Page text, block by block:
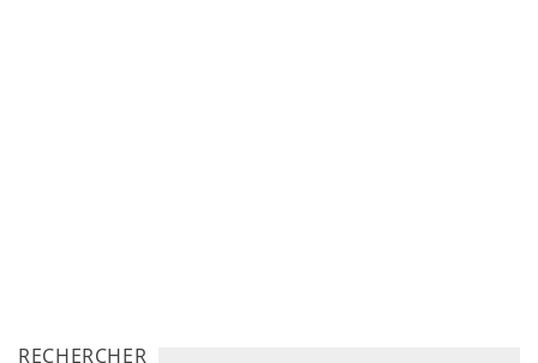
RECHERCHER